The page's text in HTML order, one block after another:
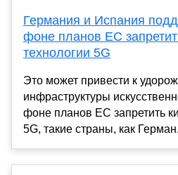
Германия и Испания
фоне планов ЕС
технологии 5G
Это может привести к
инфраструктуры
фоне планов ЕС запретить
5G, такие страны, как